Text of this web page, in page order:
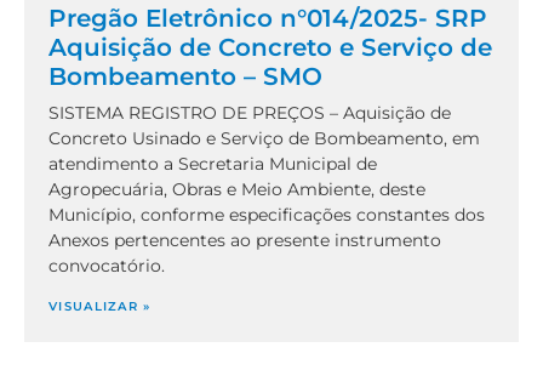
Pregão Eletrônico n°014/2025- SRP
Aquisição de Concreto e Serviço de
Bombeamento – SMO
SISTEMA REGISTRO DE PREÇOS – Aquisição de
Concreto Usinado e Serviço de Bombeamento, em
atendimento a Secretaria Municipal de
Agropecuária, Obras e Meio Ambiente, deste
Município, conforme especificações constantes dos
Anexos pertencentes ao presente instrumento
convocatório.
VISUALIZAR »